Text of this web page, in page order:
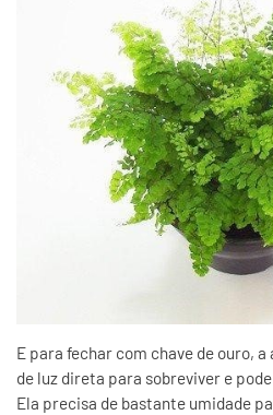
E para fechar com chave de ouro,
de luz direta para sobreviver e
Ela precisa de bastante umidade